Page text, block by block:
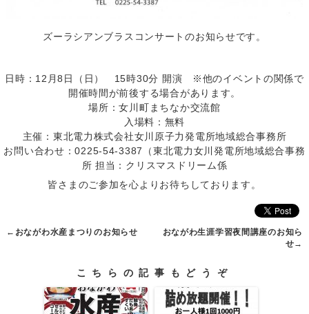
ズーラシアンブラスコンサートのお知らせです。
日時：12月8日（日） 15時30分 開演 ※他のイベントの関係で
開催時間が前後する場合があります。
場所：女川町まちなか交流館
入場料：無料
主催：東北電力株式会社女川原子力発電所地域総合事務所
お問い合わせ：0225-54-3387（東北電力女川発電所地域総合事務
所 担当：クリスマスドリーム係
皆さまのご参加を心よりお待ちしております。
← おながわ水産まつりのお知らせ
おながわ生涯学習夜間講座のお知ら
せ→
こちらの記事もどうぞ